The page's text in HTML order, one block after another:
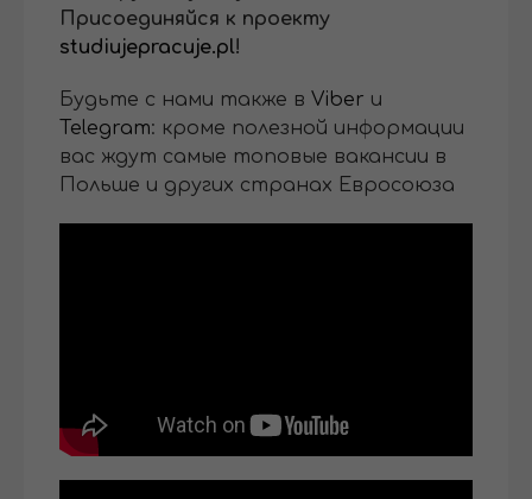
Присоединяйся к проекту
studiujepracuje.pl!
Будьте с нами также в Viber и
Telegram: кроме полезной информации
вас ждут самые топовые вакансии в
Польше и других странах Евросоюза